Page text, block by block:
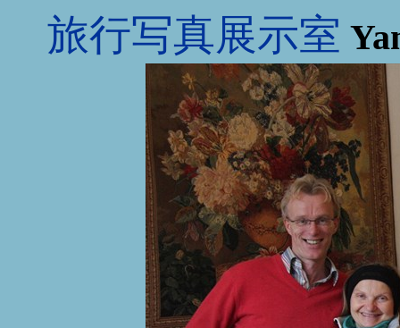
旅行写真展示室